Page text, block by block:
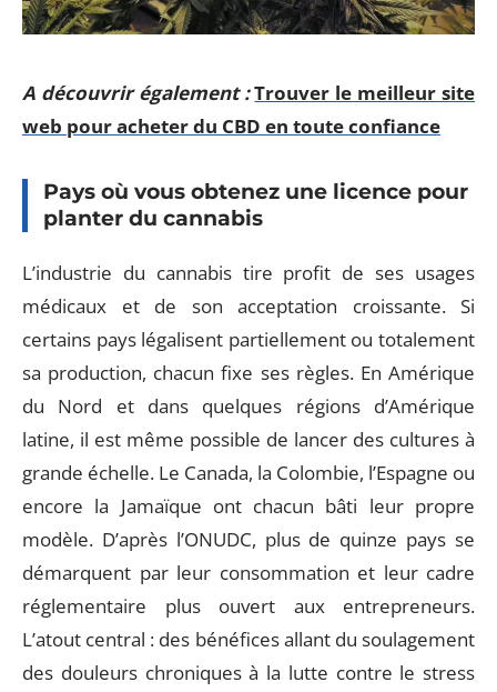
A découvrir également : Trouver le meilleur site
web pour acheter du CBD en toute confiance
Pays où vous obtenez une licence pour
planter du cannabis
L’industrie du cannabis tire profit de ses usages
médicaux et de son acceptation croissante. Si
certains pays légalisent partiellement ou totalement
sa production, chacun fixe ses règles. En Amérique
du Nord et dans quelques régions d’Amérique
latine, il est même possible de lancer des cultures à
grande échelle. Le Canada, la Colombie, l’Espagne ou
encore la Jamaïque ont chacun bâti leur propre
modèle. D’après l’ONUDC, plus de quinze pays se
démarquent par leur consommation et leur cadre
réglementaire plus ouvert aux entrepreneurs.
L’atout central : des bénéfices allant du soulagement
des douleurs chroniques à la lutte contre le stress